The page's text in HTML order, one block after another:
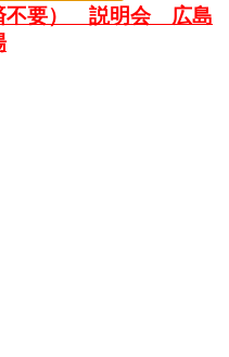
不要） 説明会 広島